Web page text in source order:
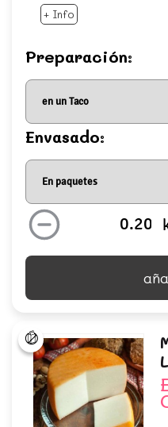
+ Info
Preparación:
Envasado: